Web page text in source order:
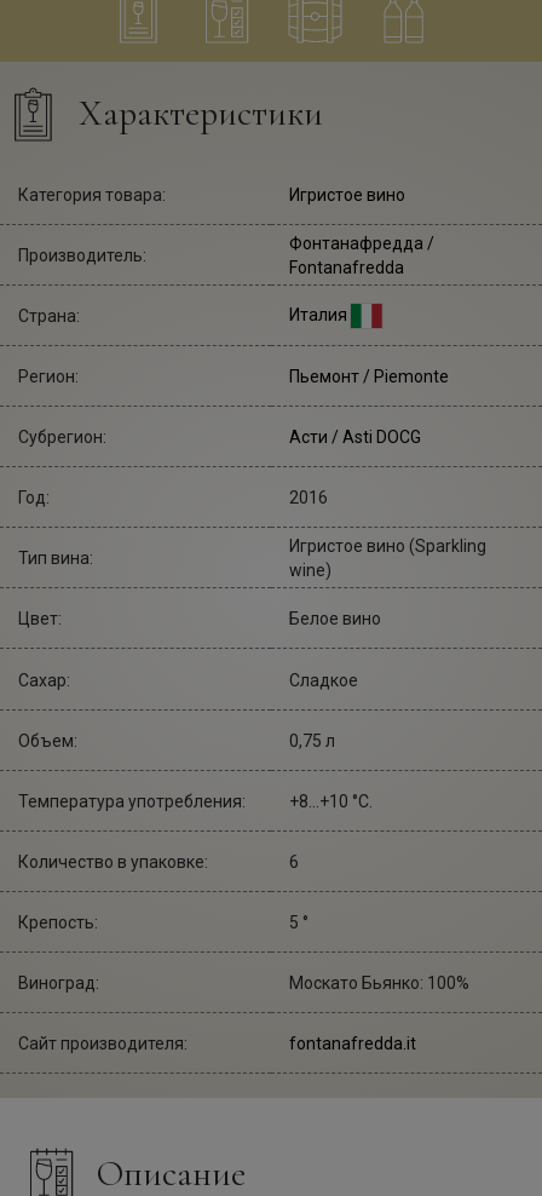
Характеристики
Категория товара: Игристое вино
Производитель:
Фонтанафредда /
Fontanafredda
Страна: Италия
Регион: Пьемонт / Piemonte
Субрегион: Асти / Asti DOCG
Год: 2016
Тип вина:
Игристое вино (Sparkling
wine)
Цвет: Белое вино
Сахар: Сладкое
Объем: 0,75 л
Температура употребления: +8...+10 °С.
Количество в упаковке: 6
Крепость: 5 °
Виноград: Москато Бьянко: 100%
Сайт производителя: fontanafredda.it
Описание